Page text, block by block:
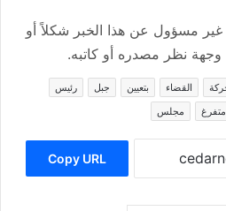
مسؤول عن هذا الخبر شكلاً أو
نظر مصدره أو كاتبه.
القضاء بتعيين جبل
رئيس
متفرغ مجلس
Copy URL